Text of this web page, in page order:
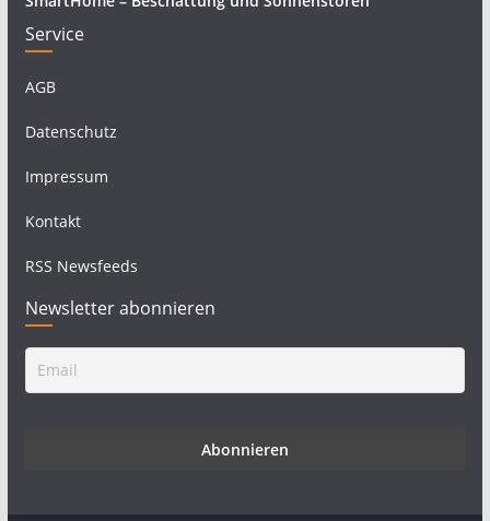
Service
AGB
Datenschutz
Impressum
Kontakt
RSS Newsfeeds
Newsletter abonnieren